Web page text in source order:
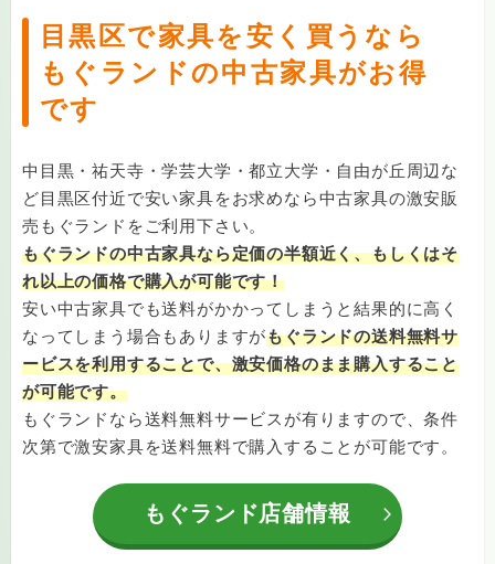
目黒区で家具を安く買うなら
もぐランドの中古家具がお得
です
中目黒・祐天寺・学芸大学・都立大学・自由が丘周辺な
ど目黒区付近で安い家具をお求めなら中古家具の激安販
売もぐランドをご利用下さい。
もぐランドの中古家具なら定価の半額近く、もしくはそ
れ以上の価格で購入が可能です！
安い中古家具でも送料がかかってしまうと結果的に高く
なってしまう場合もありますがもぐランドの送料無料サ
ービスを利用することで、激安価格のまま購入すること
が可能です。
もぐランドなら送料無料サービスが有りますので、条件
次第で激安家具を送料無料で購入することが可能です。
もぐランド店舗情報